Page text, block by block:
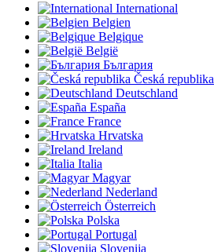
International
Belgien
Belgique
België
България
Česká republika
Deutschland
España
France
Hrvatska
Ireland
Italia
Magyar
Nederland
Österreich
Polska
Portugal
Slovenija